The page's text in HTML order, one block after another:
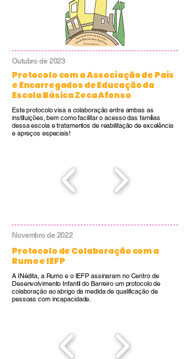
Outubro de 2023
Protocolo com a Associação de Pais
e Encarregados de Educação da
Escola Básica Zeca Afonso
Este protocolo visa a colaboração entre ambas as
instituições, bem como facilitar o acesso das famílias
dessa escola e tratamentos de reabilitação de excelência
e apreços especiais!
Novembro de 2022
Protocolo de Colaboração com a
Rumo e IEFP
A INédita, a Rumo e o IEFP assinaram no Centro de
Desenvolvimento Infantil do Barreiro um protocolo de
colaboração ao abrigo da medida de qualificação de
pessoas com incapacidade.